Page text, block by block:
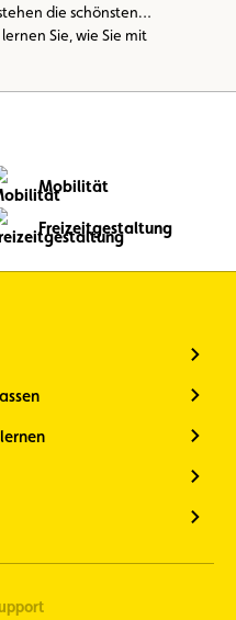
die schönsten
Sie, wie Sie mit
Mobilität
Freizeitgestaltung